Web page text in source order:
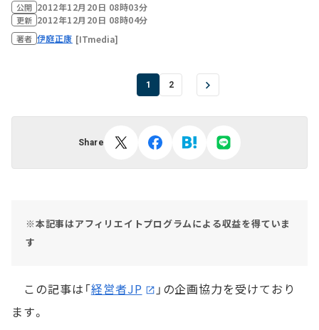
公開 2012年12月20日 08時03分
更新 2012年12月20日 08時04分
著者 伊庭正康 [ITmedia]
1 2
Share
※本記事はアフィリエイトプログラムによる収益を得ていま
す
この記事は「経営者JP
」の企画協力を受けており
ます。